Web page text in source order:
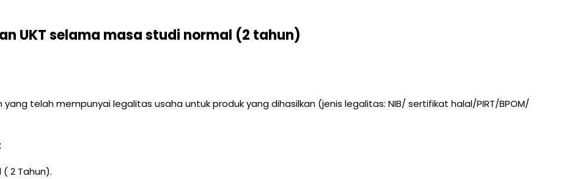
UKT selama masa studi normal (2 tahun)
yang telah mempunyai legalitas usaha untuk produk yang dihasilkan (jenis legalitas: NIB/ sertifikat halal/PIRT/BPOM/
2 Tahun).